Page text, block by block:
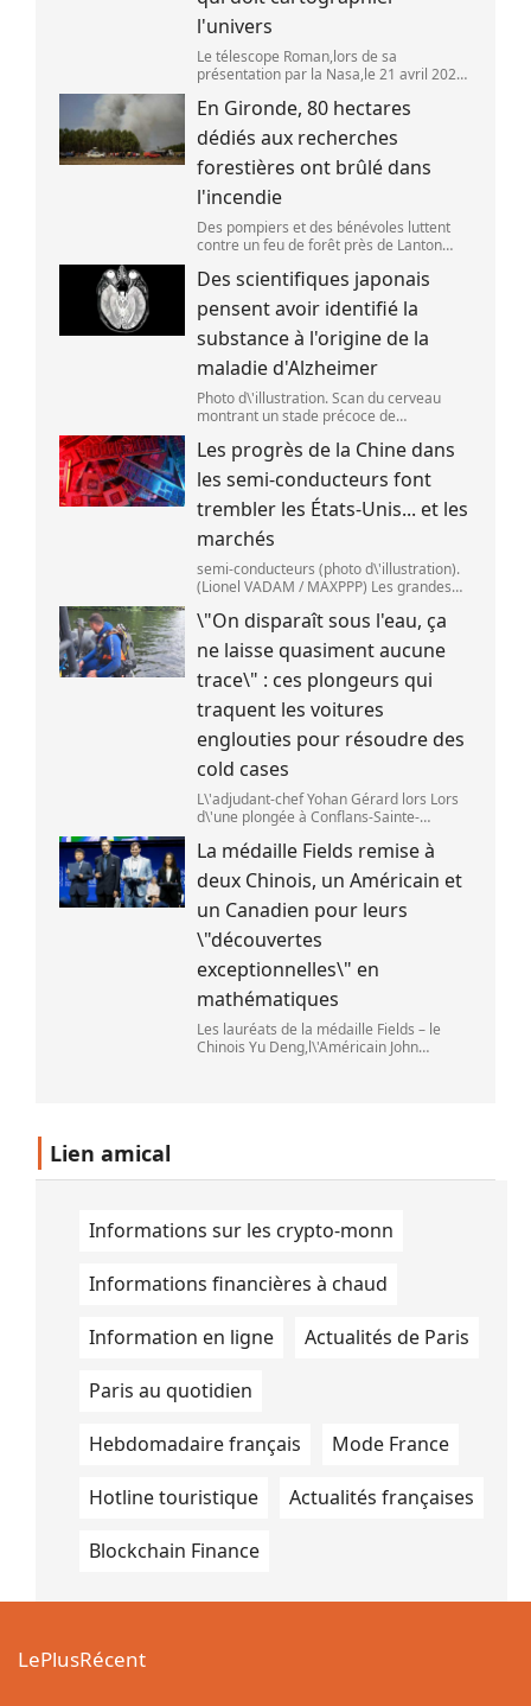
l'univers
Le télescope Roman,lors de sa
présentation par la Nasa,le 21 avril 2026
LOEB )
En Gironde, 80 hectares
dédiés aux recherches
forestières ont brûlé dans
l'incendie
Des pompiers et des bénévoles luttent
contre un feu de forêt près de Lanton
Des scientifiques japonais
pensent avoir identifié la
substance à l'origine de la
maladie d'Alzheimer
Photo d\'illustration. Scan du cerveau
montrant un stade précoce de
2025 à Londres,en Angleterre. (Peter
Dazeley / Getty Images Europe)
Les progrès de la Chine dans
les semi-conducteurs font
trembler les États-Unis... et les
marchés
semi-conducteurs (photo d\'illustration).
(Lionel VADAM / MAXPPP) Les grandes
de bourse reculer,mardi 28 juillet,après
deux annonces venues de Chine. Au cœu
\"On disparaît sous l'eau, ça
ne laisse quasiment aucune
trace\" : ces plongeurs qui
traquent les voitures
englouties pour résoudre des
cold cases
L\'adjudant-chef Yohan Gérard lors Lors
d\'une plongée à Conflans-Sainte-
Seine. (DAVID DI GIACOMO /
FRANCEINFO)
La médaille Fields remise à
deux Chinois, un Américain et
un Canadien pour leurs
\"découvertes
exceptionnelles\" en
mathématiques
Les lauréats de la médaille Fields – le
Chinois Yu Deng,l\'Américain John
Lien amical
Informations sur les crypto-monn
Informations financières à chaud
Information en ligne Actualités de Paris
Paris au quotidien
Hebdomadaire français Mode France
Hotline touristique Actualités françaises
Blockchain Finance
LePlusRécent